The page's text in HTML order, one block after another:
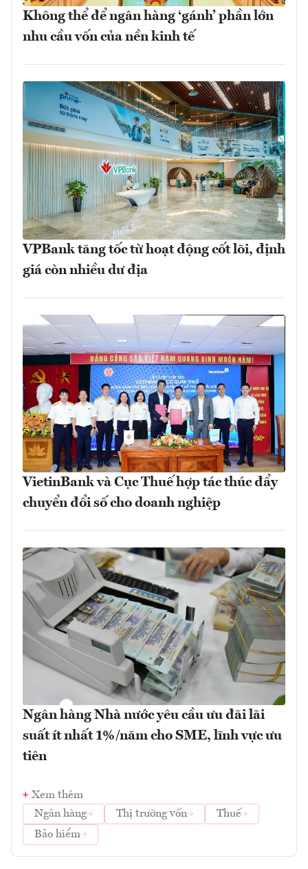
Không thể để ngân hàng ‘gánh’ phần lớn
nhu cầu vốn của nền kinh tế
VPBank tăng tốc từ hoạt động cốt lõi, định
giá còn nhiều dư địa
VietinBank và Cục Thuế hợp tác thúc đẩy
chuyển đổi số cho doanh nghiệp
Ngân hàng Nhà nước yêu cầu ưu đãi lãi
suất ít nhất 1%/năm cho SME, lĩnh vực ưu
tiên
Xem thêm
Ngân hàng
Thị trường vốn
Thuế
Bảo hiểm